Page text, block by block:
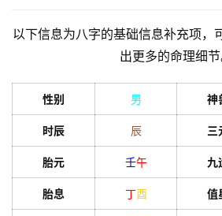
以下信息为八字的基础信息补充项，
出更多的命理细节
性别 男 神
时辰 辰 三
胎元 壬午 九
胎息 丁酉 值